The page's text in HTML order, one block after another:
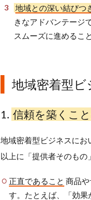
地域との深い結びつ
きなアドバンテージ
スムーズに進めるこ
地域密着型
1. 信頼を築くこ
地域密着型ビジネスに
以上に「提供者そのもの
正直であること 商品
す。たとえば、「効